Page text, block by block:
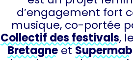
d’engagement fort
musique, co-portée
Collectif des festivals,
BretagneetSupermab